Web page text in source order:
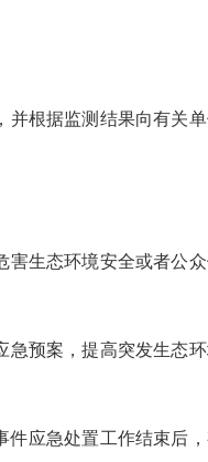
根据监测结果向有关
生态环境安全或者公
预案，提高突发生态
应急处置工作结束后，